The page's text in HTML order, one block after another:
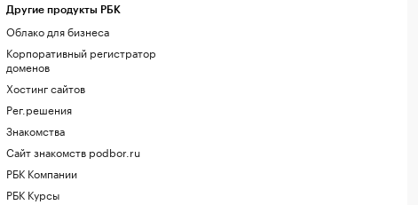
Другие продукты РБК
Облако для бизнеса
Корпоративный регистратор
доменов
Хостинг сайтов
Рег.решения
Знакомства
Сайт знакомств podbor.ru
РБК Компании
РБК Курсы